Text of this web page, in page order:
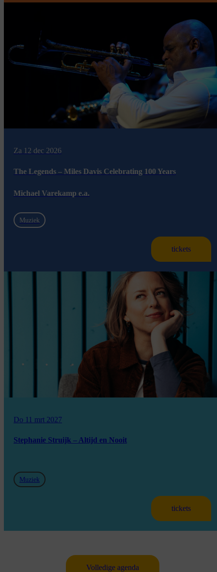
Za 12 dec 2026
The Legends – Miles Davis Celebrating 100 Years
Michael Varekamp e.a.
Muziek
tickets
Do 11 mrt 2027
Stephanie Struijk – Altijd en Nooit
Muziek
tickets
Volledige agenda